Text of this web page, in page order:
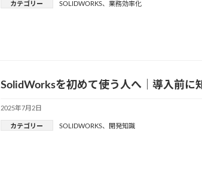
カテゴリー SOLIDWORKS、 業務効率化
SolidWorksを初めて使う人へ｜導入前に
2025年7月2日
カテゴリー SOLIDWORKS、 開発知識